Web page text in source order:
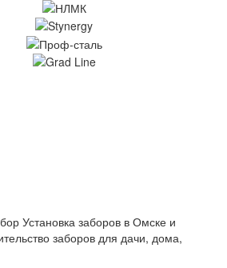
Установка заборов в Омске и
заборов для дачи, дома,